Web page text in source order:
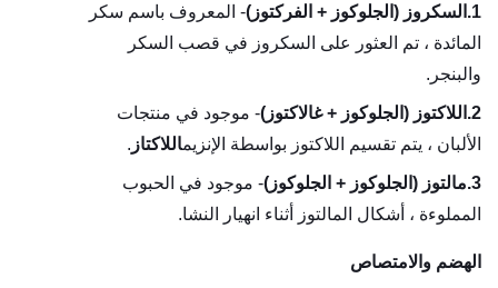
1. السكروز (الجلوكوز + الفركتوز)- المعروف باسم سكر
المائدة ، تم العثور على السكروز في قصب السكر
والبنجر.
2. اللاكتوز (الجلوكوز + غالاكتوز)- موجود في منتجات
الألبان ، يتم تقسيم اللاكتوز بواسطة الإنزيماللاكتاز .
3. مالتوز (الجلوكوز + الجلوكوز)- موجود في الحبوب
المملوءة ، أشكال المالتوز أثناء انهيار النشا.
الهضم والامتصاص